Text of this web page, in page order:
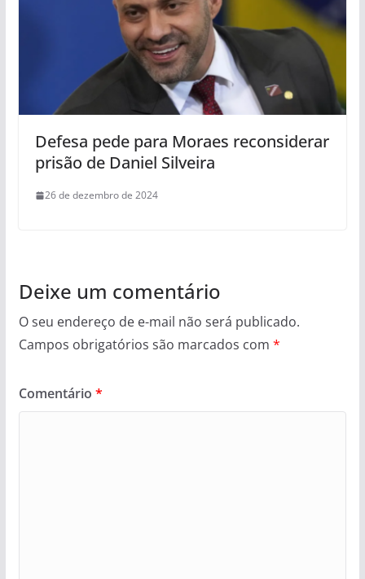
Defesa pede para Moraes reconsiderar
prisão de Daniel Silveira
26 de dezembro de 2024
Deixe um comentário
O seu endereço de e-mail não será publicado.
Campos obrigatórios são marcados com *
Comentário *